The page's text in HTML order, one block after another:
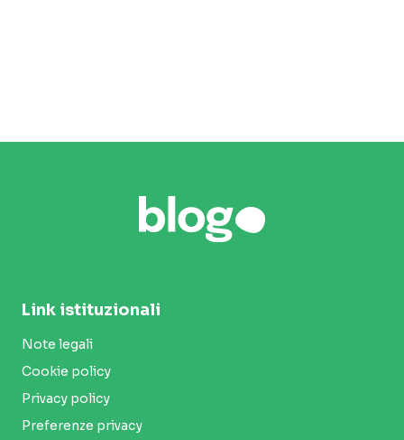
Link istituzionali
Note legali
Cookie policy
Privacy policy
Preferenze privacy